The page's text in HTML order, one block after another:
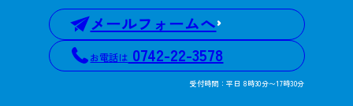
メールフォームへ
お電話は 0742-22-3578
受付時間：平日 8時30分〜17時30分